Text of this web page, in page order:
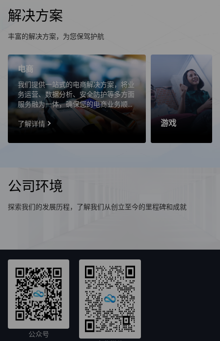
解决方案
丰富的解决方案，为您保驾护航
电商
我们提供一站式的电商解决方案，将业
务运营、数据分析、安全防护等多方面
服务融为一体，确保您的电商业务顺畅
无阻。我们提供一站式的电商解决方
案，将业务运营、数据分析、安全防护
业务顺畅无阻。
了解详情 游戏
公司环境
探索我们的发展历程，了解我们从创立至今的里程碑和成就
公众号